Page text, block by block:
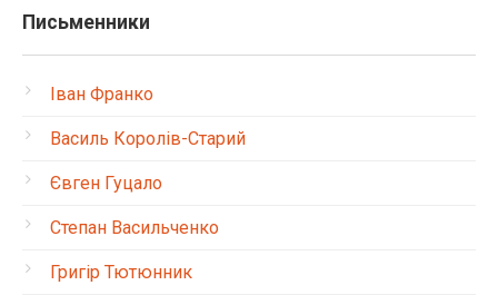
Письменники
Іван Франко
Василь Королів-Старий
Євген Гуцало
Степан Васильченко
Григір Тютюнник